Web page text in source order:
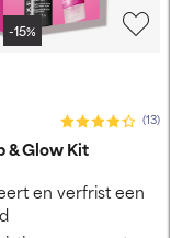
-15%
(13)
& Glow Kit
en verfrist een